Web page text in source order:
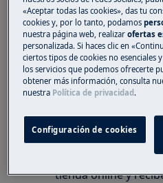
puerta, póngase en
Servicio técnico
¿Le ha resultado
Repuestos y
Encuentra
tu
tienda online y
«Aceptar todas las cookies», das tu
cookies y, por lo tanto, podamos
nuestra página web, realizarofertas
personalizada. Si haces clic en
ciertos tipos de cookies no esenciales
los servicios que podemos ofrecerte
obtener más información, consulta
nuestra Política de privacidad.
Configuración de cookies